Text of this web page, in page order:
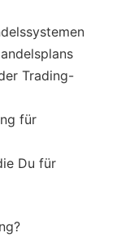
Trading-
für
Du für